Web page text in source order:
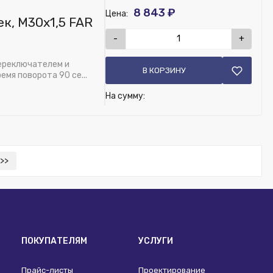
М30х1,5 FAR
и
поворота 90 се...
Цена: 8 843 ₽
- +
В КОРЗИНУ
На сумму:
>>
ПОКУПАТЕЛЯМ
Прайс-листы
УСЛУГИ
Проектирование